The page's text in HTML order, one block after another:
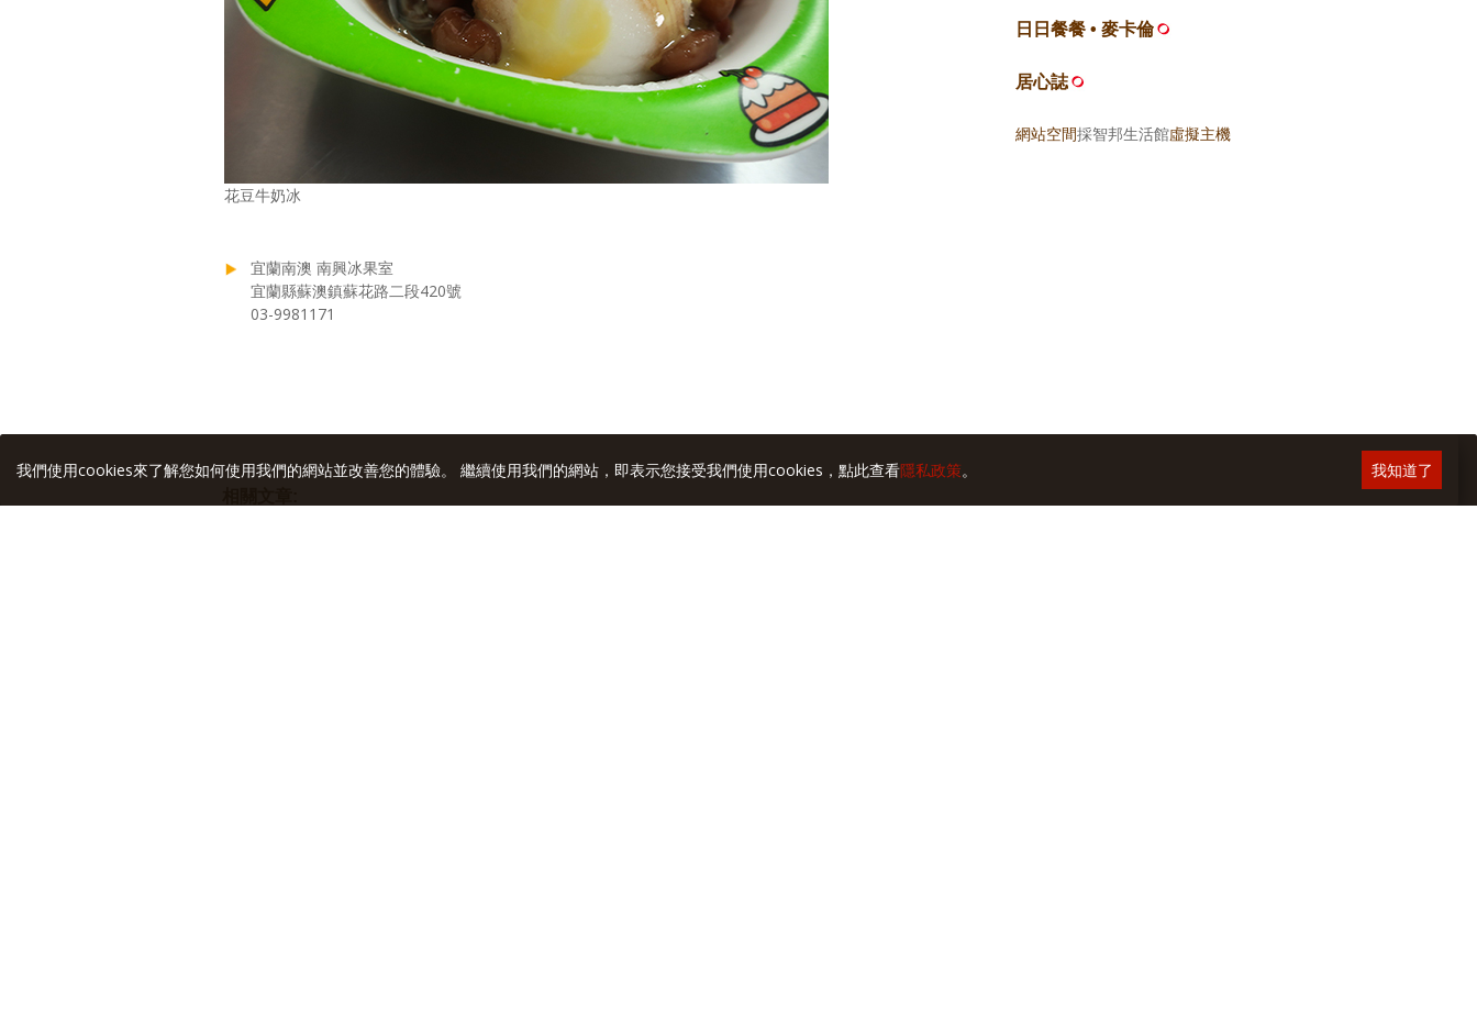
花豆牛奶冰
宜蘭南澳 南興冰果室
宜蘭縣蘇澳鎮蘇花路二段420號
03-9981171
日日餐餐 • 麥卡倫
居心誌
網站空間採智邦生活館虛擬主機
我們使用cookies來了解您如何使用我們的網站並改善您的體驗。 繼續使用我們的網站，即表示您接受我們使用cookies，點此查看隱私政策。 我知道了